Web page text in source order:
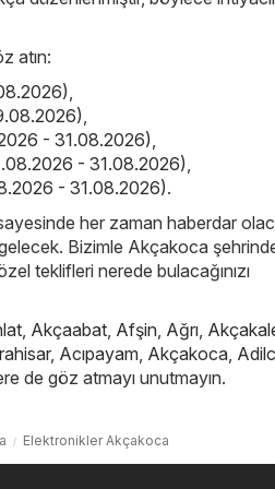
atın:
,
,
- 31.08.2026),
- 31.08.2026),
- 31.08.2026).
her zaman haberdar
Bizimle Akçakoca
teklifleri nerede bulacağınızı
, Akçaabat, Afşin, Ağrı,
, Acıpayam, Akçakoca,
de göz atmayı unutmayın.
Elektronikler Akçakoca